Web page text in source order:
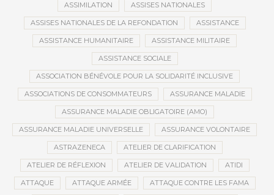
ASSIMILATION ASSISES NATIONALES
ASSISES NATIONALES DE LA REFONDATION ASSISTANCE
ASSISTANCE HUMANITAIRE ASSISTANCE MILITAIRE
ASSISTANCE SOCIALE
ASSOCIATION BÉNÉVOLE POUR LA SOLIDARITÉ INCLUSIVE
ASSOCIATIONS DE CONSOMMATEURS ASSURANCE MALADIE
ASSURANCE MALADIE OBLIGATOIRE (AMO)
ASSURANCE MALADIE UNIVERSELLE ASSURANCE VOLONTAIRE
ASTRAZENECA ATELIER DE CLARIFICATION
ATELIER DE RÉFLEXION ATELIER DE VALIDATION ATIDI
ATTAQUE ATTAQUE ARMÉE ATTAQUE CONTRE LES FAMA